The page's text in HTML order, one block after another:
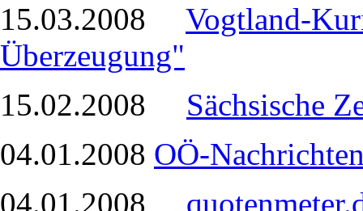
15.03.2008 Vogtland-
Überzeugung"
15.02.2008 Sächsische
04.01.2008 OÖ-
04.01.2008